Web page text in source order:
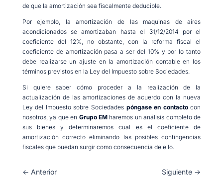
de que la amortización sea fiscalmente deducible.
Por ejemplo, la amortización de las maquinas de aires
acondicionados se amortizaban hasta el 31/12/2014 por el
coeficiente del 12%, no obstante, con la reforma fiscal el
coeficiente de amortización pasa a ser del 10% y por lo tanto
debe realizarse un ajuste en la amortización contable en los
términos previstos en la Ley del Impuesto sobre Sociedades.
Si quiere saber cómo proceder a la realización de la
actualización de las amortizaciones de acuerdo con la nueva
Ley del Impuesto sobre Sociedades póngase en contactocon
nosotros, ya que en Grupo EM haremos un análisis completo de
sus bienes y determinaremos cual es el coeficiente de
amortización correcto eliminando las posibles contingencias
fiscales que puedan surgir como consecuencia de ello.
← Anterior Siguiente →